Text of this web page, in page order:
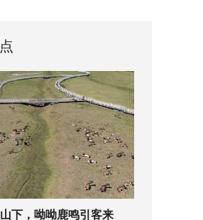
下，呦呦鹿鸣引客来